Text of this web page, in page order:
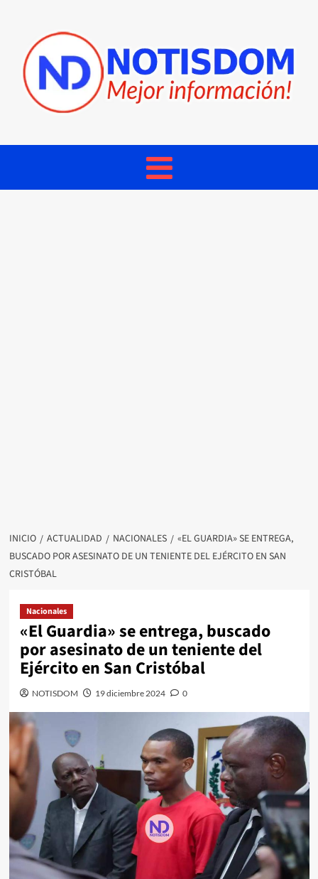
INICIO ACTUALIDAD NACIONALES
«EL GUARDIA» SE ENTREGA,
BUSCADO POR ASESINATO DE UN TENIENTE DEL EJÉRCITO EN SAN
CRISTÓBAL
Nacionales
«El Guardia» se entrega, buscado
por asesinato de un teniente del
Ejército en San Cristóbal
NOTISDOM 19 diciembre 2024 0